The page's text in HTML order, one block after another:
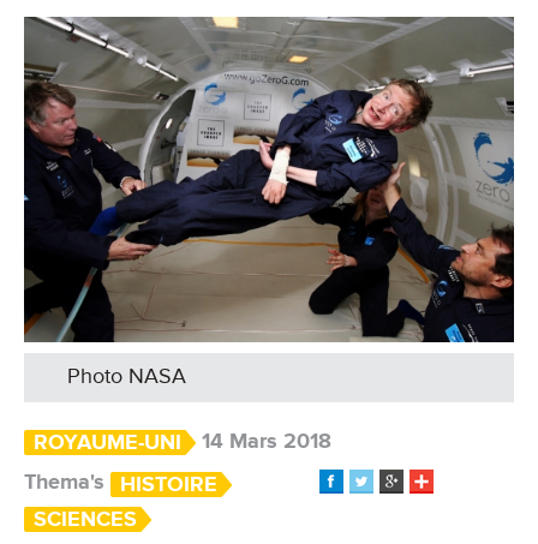
Photo NASA
ROYAUME-UNI
14 Mars 2018
Thema's
HISTOIRE
SCIENCES